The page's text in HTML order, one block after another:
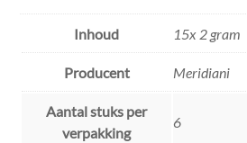
Inhoud 15x 2 gram
Producent Meridiani
Aantal stuks per
verpakking
6